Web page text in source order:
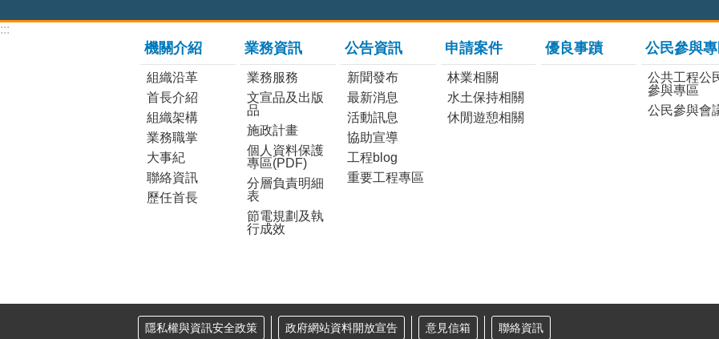
:::
機關介紹
組織沿革
首長介紹
組織架構
業務職掌
大事紀
聯絡資訊
歷任首長
業務資訊
業務服務
文宣品及出版
品
施政計畫
個人資料保護
專區(PDF)
分層負責明細
表
節電規劃及執
行成效
公告資訊
新聞發布
最新消息
活動訊息
協助宣導
工程blog
重要工程專區
申請案件
林業相關
水土保持相關
休閒遊憩相關
優良事蹟 公民參與
公共工程公
參與專區
公民參與會
隱私權與資訊安全政策 政府網站資料開放宣告 意見信箱 聯絡資訊